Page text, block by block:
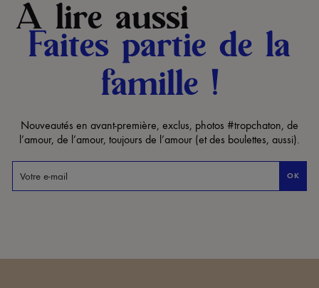
A lire aussi
Faites partie de la
famille !
Nouveautés en avant-première, exclus, photos #tropchaton, de
l’amour, de l’amour, toujours de l’amour (et des boulettes, aussi).
OK